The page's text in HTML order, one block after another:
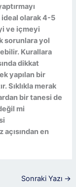
ideal olarak 4-5
ve içmeyi
sorunlara yol
Kurallara
dikkat
yapılan bir
Sıklıkla merak
bir tanesi de
mi
açısından en
Sonraki Yazı →